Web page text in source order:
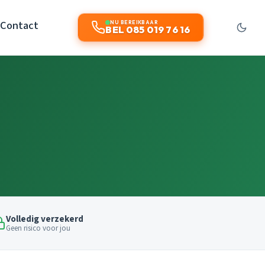
Contact NU BEREIKBAAR
BEL 085 019 76 16
Volledig verzekerd
Geen risico voor jou